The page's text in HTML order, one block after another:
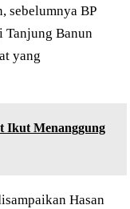
sebelumnya BP
Tanjung Banun
yang
Ikut Menanggung
Hasan